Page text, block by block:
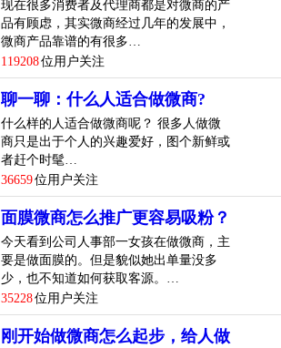
现在很多消费者及代理商都是对微商的产
品有顾虑，其实微商经过几年的发展中，
微商产品靠谱的有很多…
119208位用户关注
聊一聊：什么人适合做微商?
什么样的人适合做微商呢？ 很多人做微
商只是出于个人的兴趣爱好，图个新鲜或
者赶个时髦…
36659位用户关注
面膜微商怎么推广更容易吸粉？
今天看到公司人事部一女孩在做微商，主
要是做面膜的。但是貌似她出单量没多
少，也不知道如何获取客源。…
35228位用户关注
刚开始做微商怎么起步，给人做